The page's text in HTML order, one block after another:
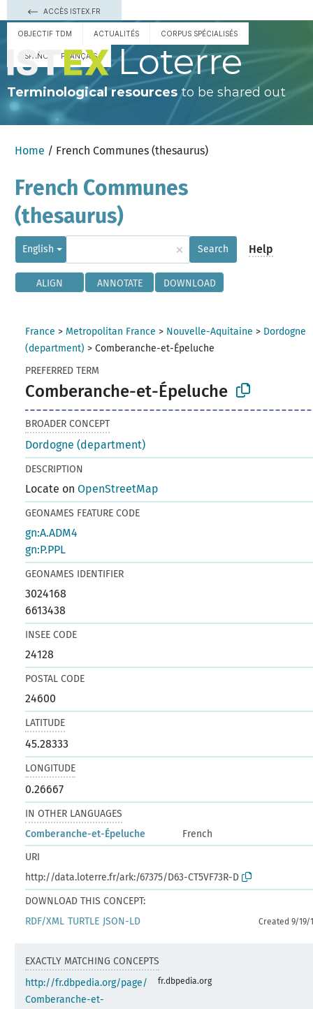
ACCÈS ISTEX.FR
OBJECTIF TDM ACTUALITÉS CORPUS SPÉCIALISÉS
ESPAÑOL FRANÇAIS Loterre
Terminological resourcesto be shared out
Home / French Communes (thesaurus)
French Communes
(thesaurus)
English × Search Help
ALIGN ANNOTATE DOWNLOAD
France > Metropolitan France > Nouvelle-Aquitaine > Dordogne
(department) >Comberanche-et-Épeluche
PREFERRED TERM
Comberanche-et-Épeluche
BROADER CONCEPT
Dordogne (department)
DESCRIPTION
Locate onOpenStreetMap
GEONAMES FEATURE CODE
gn:A.ADM4
gn:P.PPL
GEONAMES IDENTIFIER
3024168
6613438
INSEE CODE
24128
POSTAL CODE
24600
LATITUDE
45.28333
LONGITUDE
0.26667
IN OTHER LANGUAGES
Comberanche-et-Épeluche
French
URI
http://data.loterre.fr/ark:/67375/D63-CT5VF73R-D
DOWNLOAD THIS CONCEPT:
RDF/XML TURTLE JSON-LD Created 9/19/
EXACTLY MATCHING CONCEPTS
http://fr.dbpedia.org/page/
Comberanche-et-
fr.dbpedia.org